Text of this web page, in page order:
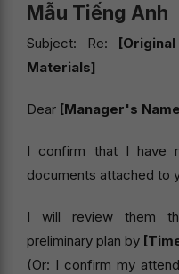
Mẫu Tiếng Anh
Subject: Re:
Materials]
Dear [Manager's
I confirm that I have
documents attached to
I will review them
preliminary plan by
(Or: I confirm my